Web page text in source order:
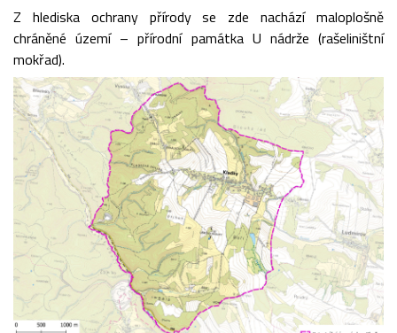
Z hlediska ochrany přírody se zde nachází maloplošně
chráněné území – přírodní památka U nádrže (rašeliništní
mokřad).